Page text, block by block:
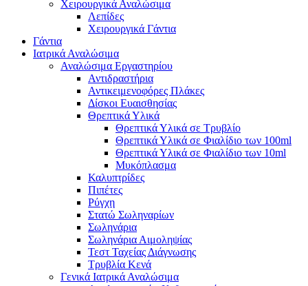
Χειρουργικά Αναλώσιμα
Λεπίδες
Χειρουργικά Γάντια
Γάντια
Ιατρικά Αναλώσιμα
Αναλώσιμα Εργαστηρίου
Αντιδραστήρια
Αντικειμενοφόρες Πλάκες
Δίσκοι Ευαισθησίας
Θρεπτικά Υλικά
Θρεπτικά Υλικά σε Τρυβλίο
Θρεπτικά Υλικά σε Φιαλίδιο των 100ml
Θρεπτικά Υλικά σε Φιαλίδιο των 10ml
Μυκόπλασμα
Καλυπτρίδες
Πιπέτες
Ρύγχη
Στατώ Σωληναρίων
Σωληνάρια
Σωληνάρια Αιμοληψίας
Τεστ Ταχείας Διάγνωσης
Τρυβλία Κενά
Γενικά Ιατρικά Αναλώσιμα